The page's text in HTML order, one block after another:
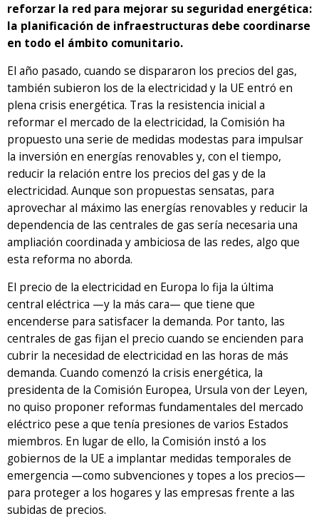
reforzar la red para mejorar su seguridad energética:
la planificación de infraestructuras debe coordinarse
en todo el ámbito comunitario.
El año pasado, cuando se dispararon los precios del gas,
también subieron los de la electricidad y la UE entró en
plena crisis energética. Tras la resistencia inicial a
reformar el mercado de la electricidad, la Comisión ha
propuesto una serie de medidas modestas para impulsar
la inversión en energías renovables y, con el tiempo,
reducir la relación entre los precios del gas y de la
electricidad. Aunque son propuestas sensatas, para
aprovechar al máximo las energías renovables y reducir la
dependencia de las centrales de gas sería necesaria una
ampliación coordinada y ambiciosa de las redes, algo que
esta reforma no aborda.
El precio de la electricidad en Europa lo fija la última
central eléctrica —y la más cara— que tiene que
encenderse para satisfacer la demanda. Por tanto, las
centrales de gas fijan el precio cuando se encienden para
cubrir la necesidad de electricidad en las horas de más
demanda. Cuando comenzó la crisis energética, la
presidenta de la Comisión Europea, Ursula von der Leyen,
no quiso proponer reformas fundamentales del mercado
eléctrico pese a que tenía presiones de varios Estados
miembros. En lugar de ello, la Comisión instó a los
gobiernos de la UE a implantar medidas temporales de
emergencia —como subvenciones y topes a los precios—
para proteger a los hogares y las empresas frente a las
subidas de precios.